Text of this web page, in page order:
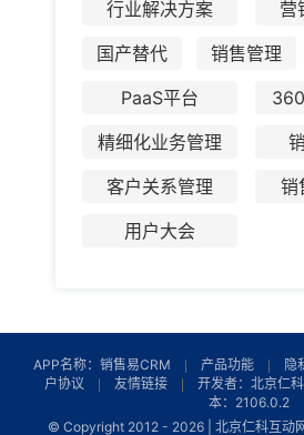
行业解决方案
营
国产替代
销售管理
PaaS平台
精细化业务管理
客户关系管理
销
用户大会
APP名称：销售易CRM 产品功能 隐
户协议
友情链接
开发者：北京仁
本：2106.0.2
© Copyright 2012 - 2026 | 北京仁科互动